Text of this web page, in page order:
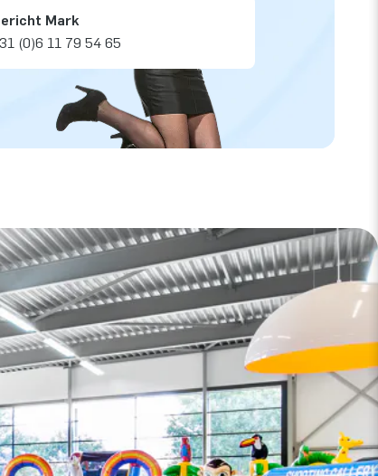
Mark
(0)6 11 79 54 65